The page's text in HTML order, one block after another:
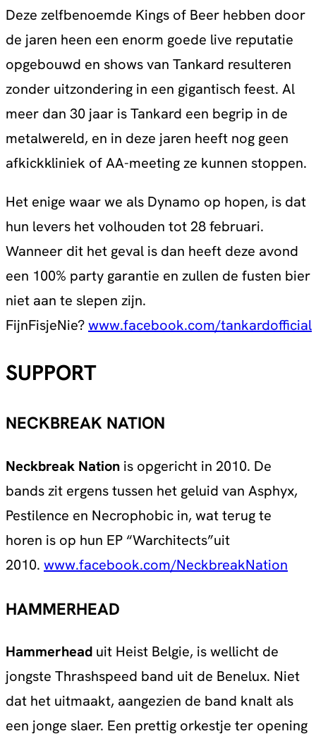
Deze zelfbenoemde Kings of Beer hebben door
de jaren heen een enorm goede live reputatie
opgebouwd en shows van Tankard resulteren
zonder uitzondering in een gigantisch feest. Al
meer dan 30 jaar is Tankard een begrip in de
metalwereld, en in deze jaren heeft nog geen
afkickkliniek of AA-meeting ze kunnen stoppen.
Het enige waar we als Dynamo op hopen, is dat
hun levers het volhouden tot 28 februari.
Wanneer dit het geval is dan heeft deze avond
een 100% party garantie en zullen de fusten bier
niet aan te slepen zijn.
FijnFisjeNie?www.facebook.com/tankardofficial
SUPPORT
NECKBREAK NATION
Neckbreak Nation is opgericht in 2010. De
bands zit ergens tussen het geluid van Asphyx,
Pestilence en Necrophobic in, wat terug te
horen is op hun EP “Warchitects”uit
2010. www.facebook.com/NeckbreakNation
HAMMERHEAD
Hammerhead uit Heist Belgie, is wellicht de
jongste Thrashspeed band uit de Benelux. Niet
dat het uitmaakt, aangezien de band knalt als
een jonge slaer. Een prettig orkestje ter opening